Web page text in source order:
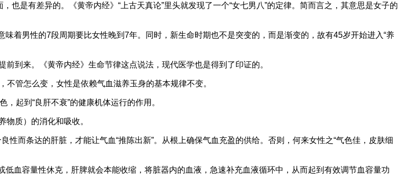
是有差异的。《黄帝内经》“上古天真论”里头就发现了一个“女七男八”的定律。简而言之，其意思是女子的
味着男性的7段周期要比女性晚到7年。同时，新生命时期也不是突变的，而是渐变的，故有45岁开始进入“养
到来。《黄帝内经》生命节律这点说法，现代医学也是得到了印证的。
管怎么变，女性是依赖气血滋养玉身的基本规律不变。
，起到“良肝不衰”的健康机体运行的作用。
物质）的消化和吸收。
性而条达的肝脏，才能让气血“推陈出新”。从根上确保气血充盈的供给。否则，何来女性之“气色佳，皮肤细
血容量性休克，肝脾就会本能收缩，将脏器内的血液，急速补充血液循环中，从而起到有效调节血容量功